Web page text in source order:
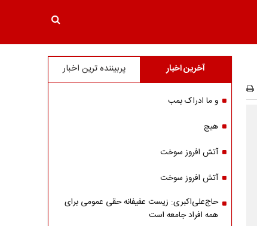
آخرین اخبار پربیننده ترین اخبار
و ما ادراک بمب
هیچ
آتش افروز سوخت
آتش افروز سوخت
حاج‌علی‌اکبری: زیست عفیفانه حقی عمومی برای
همه افراد جامعه است